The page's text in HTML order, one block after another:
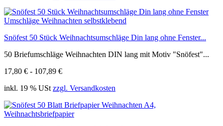
Snöfest 50 Stück Weihnachtsumschläge Din lang ohne Fenster...
50 Briefumschläge Weihnachten DIN lang mit Motiv "Snöfest"...
17,80 € - 107,89 €
inkl. 19 % USt zzgl. Versandkosten